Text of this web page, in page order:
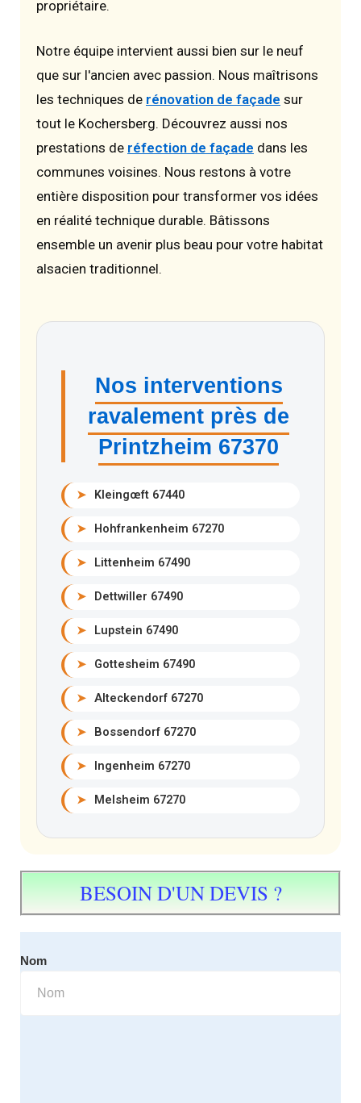
propriétaire.
Notre équipe intervient aussi bien sur le neuf
que sur l'ancien avec passion. Nous maîtrisons
les techniques de rénovation de façade sur
tout le Kochersberg. Découvrez aussi nos
prestations de réfection de façade dans les
communes voisines. Nous restons à votre
entière disposition pour transformer vos idées
en réalité technique durable. Bâtissons
ensemble un avenir plus beau pour votre habitat
alsacien traditionnel.
Nos interventions
ravalement près de
Printzheim 67370
➤ Kleingœft 67440
➤ Hohfrankenheim 67270
➤ Littenheim 67490
➤ Dettwiller 67490
➤ Lupstein 67490
➤ Gottesheim 67490
➤ Alteckendorf 67270
➤ Bossendorf 67270
➤ Ingenheim 67270
➤ Melsheim 67270
BESOIN D'UN DEVIS ?
Nom